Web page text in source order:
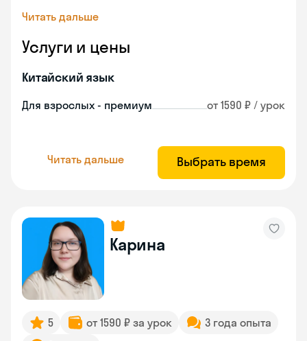
Читать дальше
Услуги и цены
Китайский язык
Для взрослых - премиум от 1590 ₽ / урок
Читать дальше Выбрать время
Карина
5 от 1590 ₽ за урок
3 года опыта